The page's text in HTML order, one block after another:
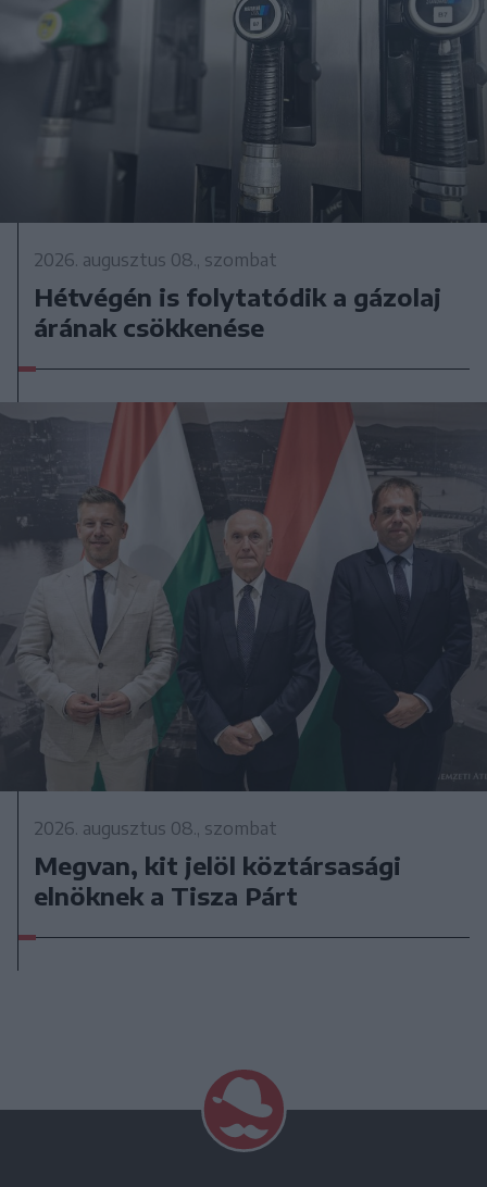
2026. augusztus 08., szombat
Hétvégén is folytatódik a gázolaj
árának csökkenése
2026. augusztus 08., szombat
Megvan, kit jelöl köztársasági
elnöknek a Tisza Párt